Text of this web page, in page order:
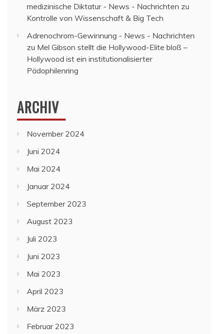
medizinische Diktatur - News - Nachrichten zu
Kontrolle von Wissenschaft & Big Tech
Adrenochrom-Gewinnung - News - Nachrichten
zu Mel Gibson stellt die Hollywood-Elite bloß –
Hollywood ist ein institutionalisierter
Pädophilenring
ARCHIV
November 2024
Juni 2024
Mai 2024
Januar 2024
September 2023
August 2023
Juli 2023
Juni 2023
Mai 2023
April 2023
März 2023
Februar 2023